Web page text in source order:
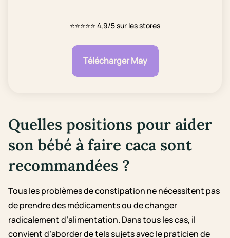
⭐⭐⭐⭐⭐ 4,9/5 sur les stores
Télécharger May
Quelles positions pour aider
son bébé à faire caca sont
recommandées ?
Tous les problèmes de constipation ne nécessitent pas
de prendre des médicaments ou de changer
radicalement d’alimentation. Dans tous les cas, il
convient d’aborder de tels sujets avec le praticien de